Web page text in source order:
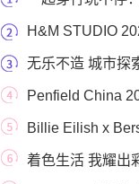
Transit穿行系列全新
H&M STUDIO
撷取1970年代风格重
无乐不造 城市探
春季城市机能风
Penfield China
式释出，崭新户外
Billie Eilish x
被定义，领略Z世
着色生活 我耀出